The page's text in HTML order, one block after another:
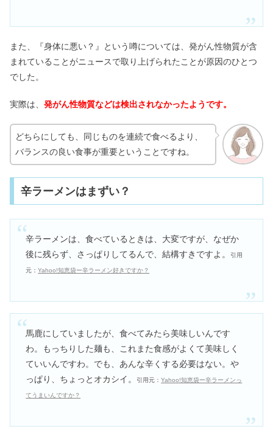
また、『身体に悪い？』という噂については、発がん性物質が含
まれていることがニュースで取り上げられたことが原因のひとつ
でした。
実際は、 発がん性物質などは検出されなかったようです。
どちらにしても、同じものを連続で食べるより、
バランスの良い食事が重要ということですね。
辛ラーメンはまずい？
辛ラーメンは、食べているときは、大変ですが、なぜか
後に残らず、さっぱりしてるんで、結構すきですよ。
引用
元：Yahoo!知恵袋ー辛ラーメン好きですか？
馬鹿にしていましたが、食べてみたら美味しいんです
わ。もっちりした麺も、これまた食感がよくて美味しく
ていいんですわ。でも、あんな辛くする必要はない。や
っぱり、ちょっとオカシイ。
引用元：Yahoo!知恵袋ー辛ラーメンっ
てうまいんですか？